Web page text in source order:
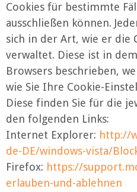
Cookies für bestimmte
ausschließen können.
sich in der Art, wie er die
verwaltet. Diese ist in
Browsers beschrieben,
wie Sie Ihre Cookie-
Diese finden Sie für die
den folgenden Links:
Internet Explorer: http://
de-DE/windows-vista/
Firefox: https://
erlauben-und-ablehnen